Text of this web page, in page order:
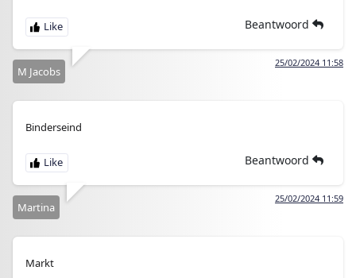
Beantwoord
25/02/2024 11:58
M Jacobs
Binderseind
Beantwoord
25/02/2024 11:59
Martina
Markt